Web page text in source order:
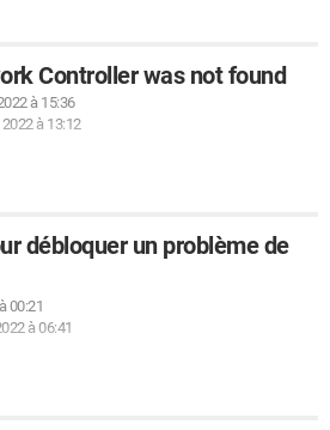
Controller was not found
à 15:36
à 13:12
débloquer un problème de
00:21
à 06:41